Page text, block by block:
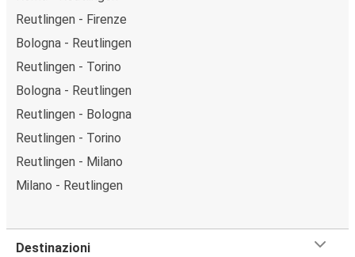
Reutlingen - Firenze
Bologna - Reutlingen
Reutlingen - Torino
Bologna - Reutlingen
Reutlingen - Bologna
Reutlingen - Torino
Reutlingen - Milano
Milano - Reutlingen
Destinazioni